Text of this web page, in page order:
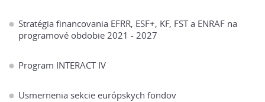
Stratégia financovania EFRR, ESF+, KF, FST a ENRAF na
programové obdobie 2021 - 2027
Program INTERACT IV
Usmernenia sekcie európskych fondov